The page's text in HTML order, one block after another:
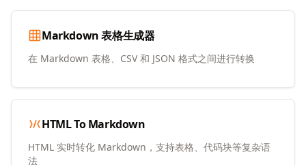
Markdown 表格生成器
在 Markdown 表格、CSV 和 JSON 格式之间进行转换
HTML To Markdown
HTML 实时转化 Markdown，支持表格、代码块等复杂语
法